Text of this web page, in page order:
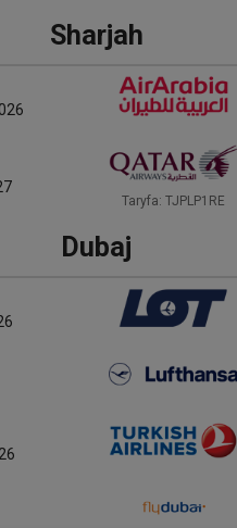
Sharjah
Taryfa: TJPLP1RE
Dubaj